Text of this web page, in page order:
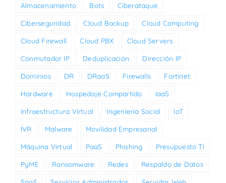
Almacenamiento Bots Ciberataque
Ciberseguridad Cloud Backup Cloud Computing
Cloud Firewall Cloud PBX Cloud Servers
Conmutador IP Deduplicación Dirección IP
Dominios DR DRaaS Firewalls Fortinet
Hardware Hospedaje Compartido IaaS
Infraestructura Virtual Ingeniería Social IoT
IVR Malware Movilidad Empresarial
Máquina Virtual PaaS Phishing Presupuesto TI
PyME Ransomware Redes Respaldo de Datos